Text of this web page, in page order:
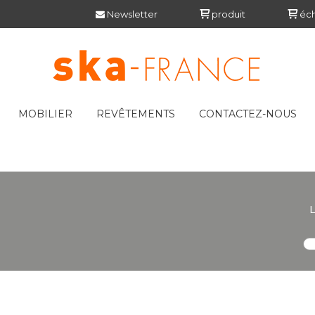
Newsletter produit
MOBILIER REVÊTEMENTS CONTACTEZ-NOUS